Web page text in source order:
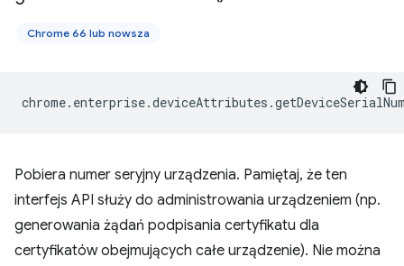
Chrome 66 lub nowsza
chrome. enterprise.deviceAttributes .
Pobiera numer seryjny urządzenia. Pamiętaj, że ten
interfejs API służy do administrowania urządzeniem (np.
generowania żądań podpisania certyfikatu dla
certyfikatów obejmujących całe urządzenie). Nie można